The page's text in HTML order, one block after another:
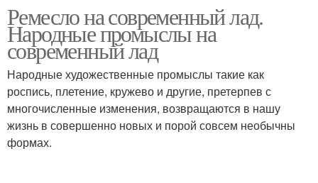
Ремесло на современный лад.
Народные промыслы на
современный лад
Народные художественные промыслы такие как
роспись, плетение, кружево и другие, претерпев с
многочисленные изменения, возвращаются в нашу
жизнь в совершенно новых и порой совсем необычны
формах.